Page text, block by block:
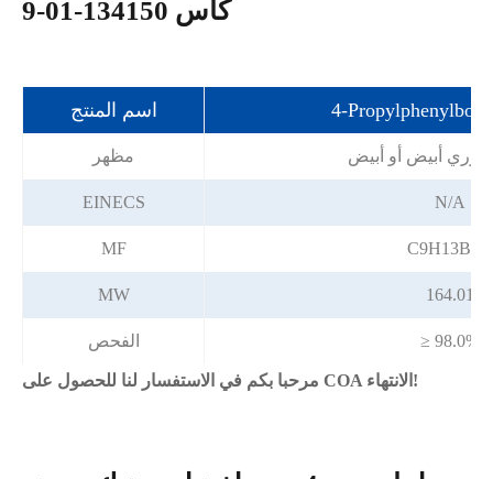
كاس 134150-01-9
اسم المنتج
مظهر أبيض أو أبيض
EINECS N/A
MF C9H13BO2
MW 164.01
الفحص ≥ 98.0%
مرحبا بكم في الاستفسار لنا للحصول على COA الانتهاء!